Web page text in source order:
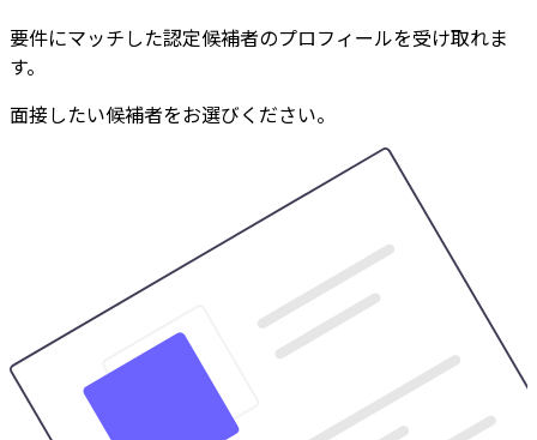
要件にマッチした認定候補者のプロフィールを受け取れま
す。
面接したい候補者をお選びください。